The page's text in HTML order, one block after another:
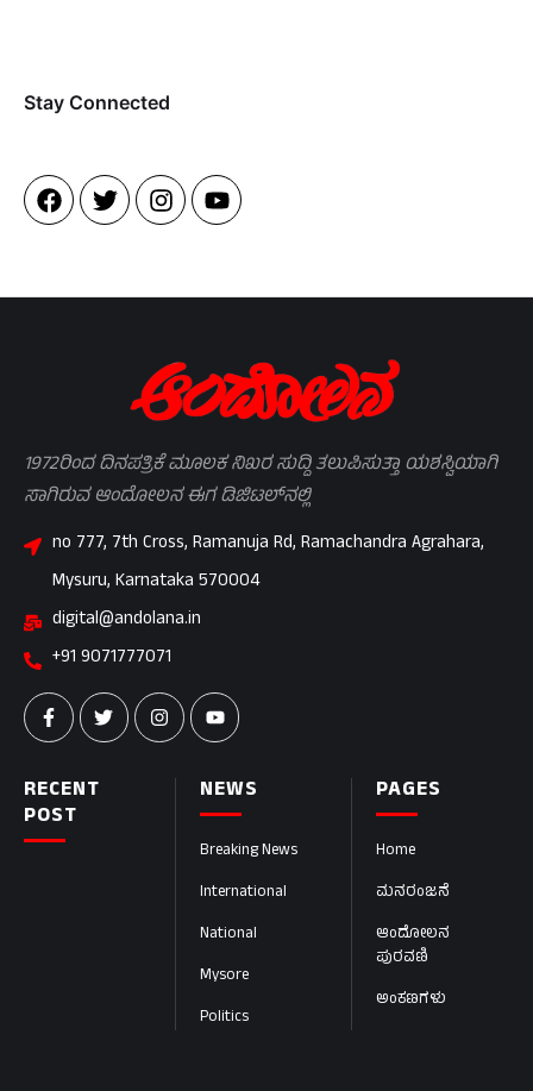
Stay Connected​
PAGES
Home
ಮನರಂಜನೆ
ಆಂದೋಲನ
ಪುರವಣಿ
ಅಂಕಣಗಳು
NEWS
Breaking News
International
National
Mysore
Politics
RECENT
POST
1972ರಿಂದ ದಿನಪತ್ರಿಕೆ ಮೂಲಕ ನಿಖರ ಸುದ್ದಿ ತಲುಪಿಸುತ್ತಾ ಯಶಸ್ವಿಯಾಗಿ
ಸಾಗಿರುವ ಆಂದೋಲನ ಈಗ ಡಿಜಿಟಲ್‌ನಲ್ಲಿ
no 777, 7th Cross, Ramanuja Rd, Ramachandra Agrahara,
Mysuru, Karnataka 570004
digital@andolana.in
+91 9071777071